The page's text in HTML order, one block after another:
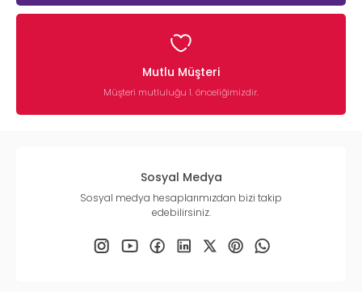
Mutlu Müşteri
Müşteri mutluluğu 1. önceliğimizdir.
Sosyal Medya
Sosyal medya hesaplarımızdan bizi takip
edebilirsiniz.